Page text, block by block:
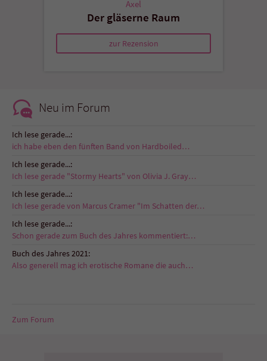
Axel
Der gläserne Raum
zur Rezension
Neu im Forum
Ich lese gerade...:
ich habe eben den fünften Band von Hardboiled…
Ich lese gerade...:
Ich lese gerade "Stormy Hearts" von Olivia J. Gray…
Ich lese gerade...:
Ich lese gerade von Marcus Cramer "Im Schatten der…
Ich lese gerade...:
Schon gerade zum Buch des Jahres kommentiert:…
Buch des Jahres 2021:
Also generell mag ich erotische Romane die auch…
Zum Forum